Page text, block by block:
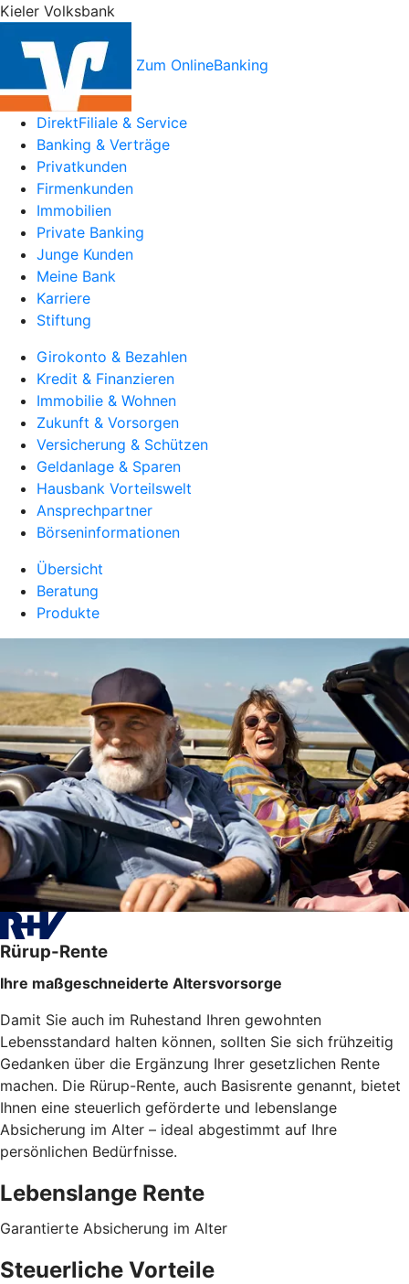
Kieler Volksbank
Zum OnlineBanking
DirektFiliale & Service
Banking & Verträge
Privatkunden
Firmenkunden
Immobilien
Private Banking
Junge Kunden
Meine Bank
Karriere
Stiftung
Girokonto & Bezahlen
Kredit & Finanzieren
Immobilie & Wohnen
Zukunft & Vorsorgen
Versicherung & Schützen
Geldanlage & Sparen
Hausbank Vorteilswelt
Ansprechpartner
Börseninformationen
Übersicht
Beratung
Produkte
Rürup-Rente
Ihre maßgeschneiderte Altersvorsorge
Damit Sie auch im Ruhestand Ihren gewohnten
Lebensstandard halten können, sollten Sie sich frühzeitig
Gedanken über die Ergänzung Ihrer gesetzlichen Rente
machen. Die Rürup-Rente, auch Basisrente genannt, bietet
Ihnen eine steuerlich geförderte und lebenslange
Absicherung im Alter – ideal abgestimmt auf Ihre
persönlichen Bedürfnisse.
Lebenslange Rente
Garantierte Absicherung im Alter
Steuerliche Vorteile